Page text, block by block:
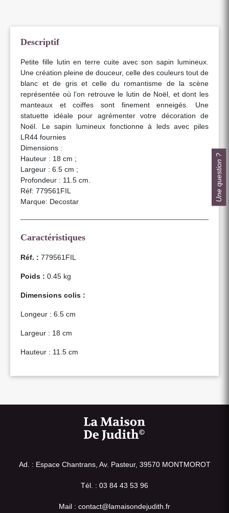
Descriptif
Petite fille lutin en terre cuite avec son sapin lumineux.
Une création pleine de douceur, celle des couleurs tout de
blanc et de gris et celle du romantisme de la scène
représentée où l’on retrouve le lutin de Noël, et dont les
manteaux et coiffes sont finement enneigés. Une
statuette idéale pour agrémenter votre décoration de
Noël. Le sapin lumineux fonctionne à leds avec piles
LR44 fournies
Dimensions :
Hauteur : 18 cm ;
Largeur : 6.5 cm ;
Profondeur : 11.5 cm.
Réf: 779561FIL
Marque: Decostar
Caractéristiques
Réf. : 779561FIL
Poids : 0.45 kg
Dimensions colis :
Longeur : 6.5 cm
Largeur : 18 cm
Hauteur : 11.5 cm
Ad. : Espace Chantrans, Av. Pasteur, 39570 MONTMOROT
Tél. : 03 84 43 53 96
Mail : contact@lamaisondejudith.fr
Une question ?